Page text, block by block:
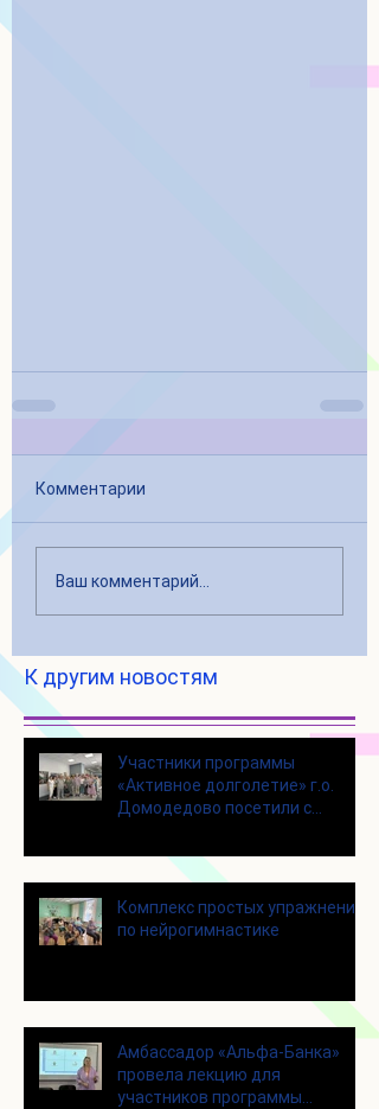
Комментарии
Ваш комментарий...
К другим новостям
Участники программы
«Активное долголетие» г.о.
Домодедово посетили с
Щелково
Комплекс простых упражнений
по нейрогимнастике
Амбассадор «Альфа-Банка»
провела лекцию для
участников программы